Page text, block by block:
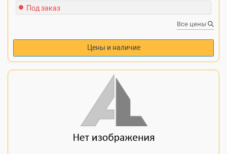
Под заказ
Все цены
Цены и наличие